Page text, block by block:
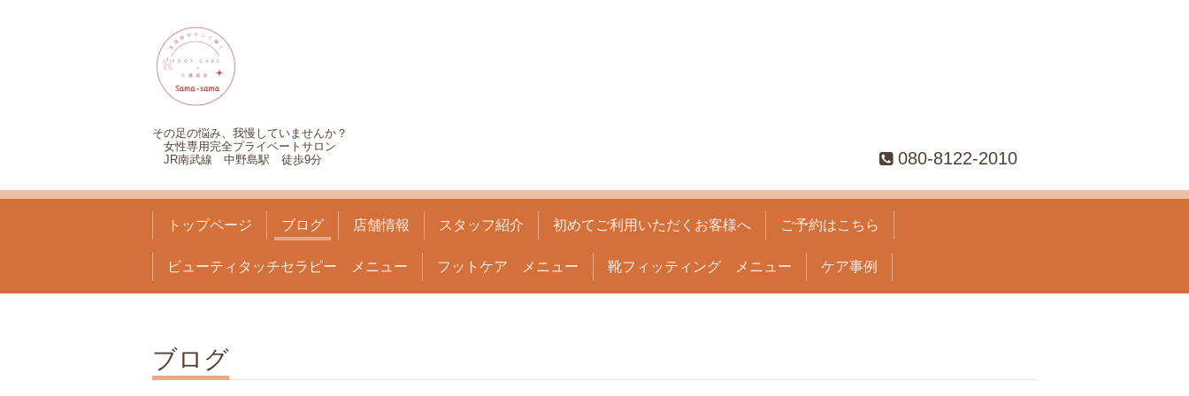
その足の悩み、我慢していませんか？
女性専用完全プライベートサロン
JR南武線 中野島駅 徒歩9分
080-8122-2010
トップページ ブログ 店舗情報 スタッフ紹介 初めてご利用いただくお客様へ ご予約はこちら
ビューティタッチセラピー メニュー フットケア メニュー 靴フィッティング メニュー ケア事例
ブログ